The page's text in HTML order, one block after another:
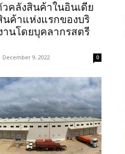
วคลังสินค้าในอินเดีย
นค้าแห่งแรกของบริ
นโดยบุคลากรสตรี
December 9, 2022 0